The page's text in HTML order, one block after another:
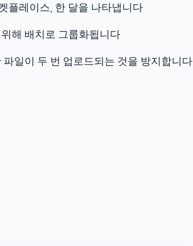
플레이스, 한 달을 나타냅니다
해 배치로 그룹화됩니다
일이 두 번 업로드되는 것을 방지합니다